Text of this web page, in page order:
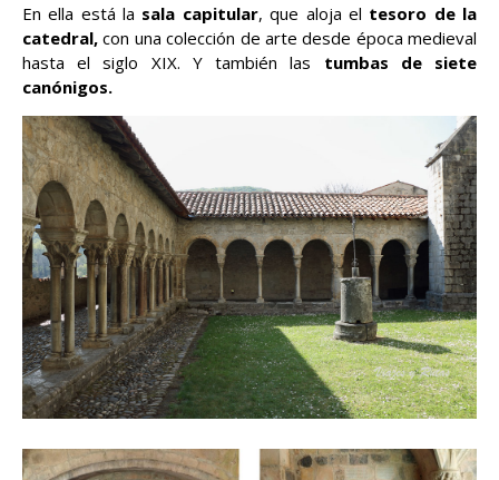
En ella está la sala capitular, que aloja el tesoro de la
catedral, con una colección de arte desde época medieval
hasta el siglo XIX. Y también las tumbas de siete
canónigos.